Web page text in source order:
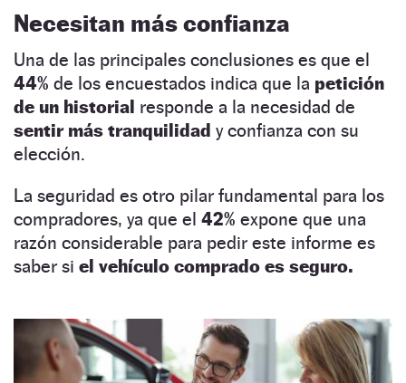
Necesitan más confianza
Una de las principales conclusiones es que el
44% de los encuestados indica que la petición
de un historial responde a la necesidad de
sentir más tranquilidad y confianza con su
elección.
La seguridad es otro pilar fundamental para los
compradores, ya que el 42% expone que una
razón considerable para pedir este informe es
saber si el vehículo comprado es seguro.